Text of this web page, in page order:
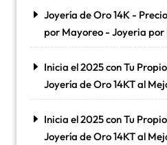
Joyería de Oro 14K -
por Mayoreo - Joyeria
Inicia el 2025 con Tu
Joyería de Oro 14KT al
Inicia el 2025 con Tu
Joyería de Oro 14KT al